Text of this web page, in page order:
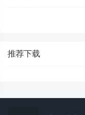
推荐下载